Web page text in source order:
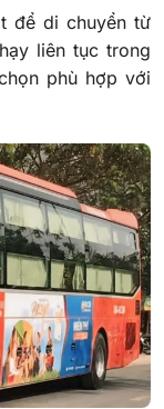
để di chuyển từ
liên tục trong
phù hợp với